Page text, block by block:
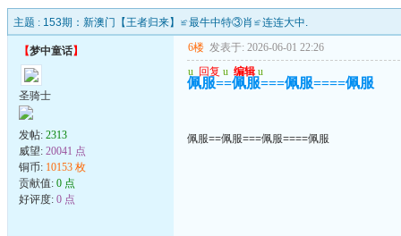
主题 : 153期：新澳门【王者归来】≌最牛中特③肖≌连连大中.
【梦中童话】
圣骑士
发帖: 2313
威望: 20041 点
铜币: 10153 枚
贡献值: 0 点
好评度: 0 点
6楼 发表于: 2026-06-01 22:26
u 回复 u 编辑 u
佩服==佩服===佩服====佩服
佩服==佩服===佩服====佩服